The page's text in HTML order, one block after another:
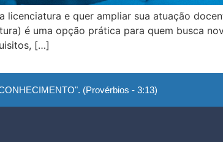
licenciatura e quer ampliar sua atuação
é uma opção prática para quem busca
[…]
(Provérbios - 3:13)